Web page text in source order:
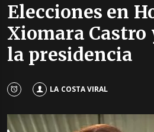
Elecciones en
Xiomara Castro
la presidencia
LA COSTA VIRAL